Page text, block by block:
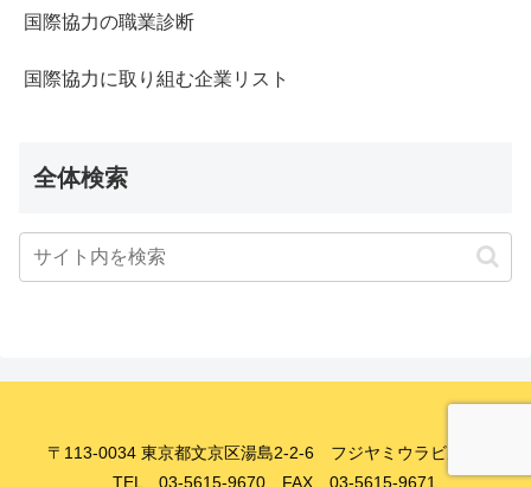
国際協力の職業診断
国際協力に取り組む企業リスト
全体検索
〒113-0034 東京都文京区湯島2-2-6 フジヤミウラビル8F
TEL 03-5615-9670 FAX 03-5615-9671